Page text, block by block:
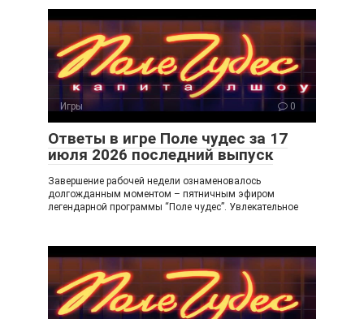
o
kl
a
ss
ni
ki
gr
a
m
u
Игры 0
Ответы в игре Поле чудес за 17
июля 2026 последний выпуск
Завершение рабочей недели ознаменовалось
долгожданным моментом – пятничным эфиром
легендарной программы “Поле чудес”. Увлекательное